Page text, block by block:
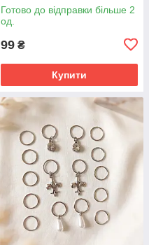
Готово до відправки більше 2
од.
99 ₴
Купити